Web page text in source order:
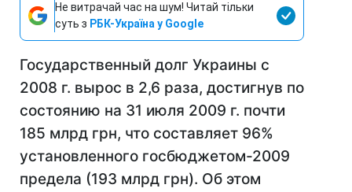
Не витрачай час на шум! Читай тільки
суть з РБК-Україна у Google
Государственный долг Украины с
2008 г. вырос в 2,6 раза, достигнув по
состоянию на 31 июля 2009 г. почти
185 млрд грн, что составляет 96%
установленного госбюджетом-2009
предела (193 млрд грн). Об этом